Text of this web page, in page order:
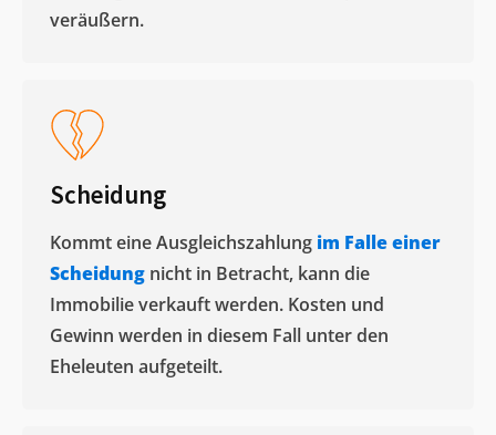
veräußern. ​
Scheidung
Kommt eine Ausgleichszahlung im Falle einer
Scheidung nicht in Betracht, kann die
Immobilie verkauft werden. Kosten und
Gewinn werden in diesem Fall unter den
Eheleuten aufgeteilt.​